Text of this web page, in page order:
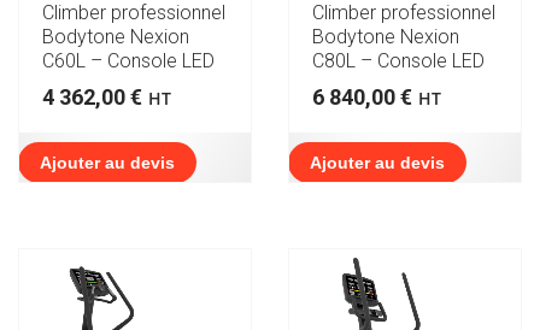
Climber professionnel
Bodytone Nexion
C60L – Console LED
4 362,00€ HT
Ajouter au devis
Climber professionnel
Bodytone Nexion
C80L – Console LED
6 840,00€ HT
Ajouter au devis